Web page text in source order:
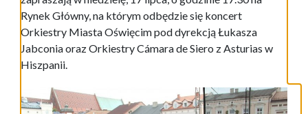
Rynek Główny, na którym odbędzie się koncert
Orkiestry Miasta Oświęcim pod dyrekcją Łukasza
Jabconia oraz Orkiestry Cámara de Siero z Asturias w
Hiszpanii.